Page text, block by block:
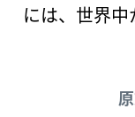
には、世界